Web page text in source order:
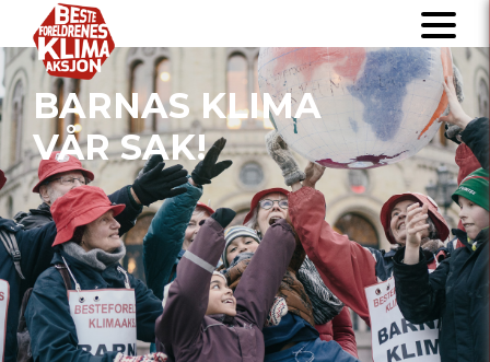
BARNAS KLIMA
VÅR SAK!